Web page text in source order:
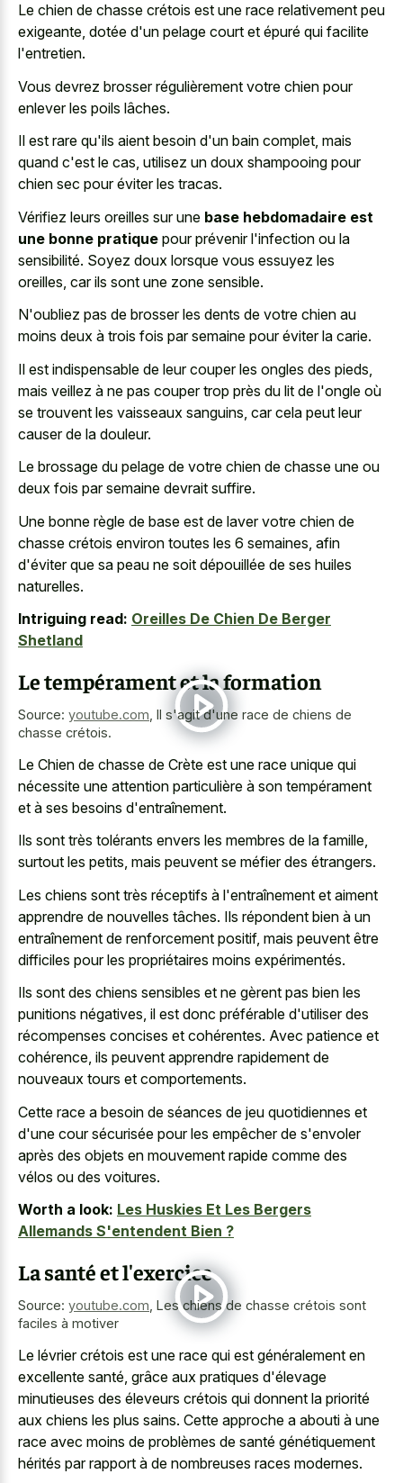
Le chien de chasse crétois est une race relativement peu
exigeante, dotée d'un pelage court et épuré qui facilite
l'entretien.
Vous devrez brosser régulièrement votre chien pour
enlever les poils lâches.
Il est rare qu'ils aient besoin d'un bain complet, mais
quand c'est le cas, utilisez un doux shampooing pour
chien sec pour éviter les tracas.
Vérifiez leurs oreilles sur une base hebdomadaire est
une bonne pratique pour prévenir l'infection ou la
sensibilité. Soyez doux lorsque vous essuyez les
oreilles, car ils sont une zone sensible.
N'oubliez pas de brosser les dents de votre chien au
moins deux à trois fois par semaine pour éviter la carie.
Il est indispensable de leur couper les ongles des pieds,
mais veillez à ne pas couper trop près du lit de l'ongle où
se trouvent les vaisseaux sanguins, car cela peut leur
causer de la douleur.
Le brossage du pelage de votre chien de chasse une ou
deux fois par semaine devrait suffire.
Une bonne règle de base est de laver votre chien de
chasse crétois environ toutes les 6 semaines, afin
d'éviter que sa peau ne soit dépouillée de ses huiles
naturelles.
Intriguing read: Oreilles De Chien De Berger
Shetland
Le tempérament et la formation
Source: youtube.com, Il s'agit d'une race de chiens de
chasse crétois.
Le Chien de chasse de Crète est une race unique qui
nécessite une attention particulière à son tempérament
et à ses besoins d'entraînement.
Ils sont très tolérants envers les membres de la famille,
surtout les petits, mais peuvent se méfier des étrangers.
Les chiens sont très réceptifs à l'entraînement et aiment
apprendre de nouvelles tâches. Ils répondent bien à un
entraînement de renforcement positif, mais peuvent être
difficiles pour les propriétaires moins expérimentés.
Ils sont des chiens sensibles et ne gèrent pas bien les
punitions négatives, il est donc préférable d'utiliser des
récompenses concises et cohérentes. Avec patience et
cohérence, ils peuvent apprendre rapidement de
nouveaux tours et comportements.
Cette race a besoin de séances de jeu quotidiennes et
d'une cour sécurisée pour les empêcher de s'envoler
après des objets en mouvement rapide comme des
vélos ou des voitures.
Worth a look: Les Huskies Et Les Bergers
Allemands S'entendent Bien ?
La santé et l'exercice
Source: youtube.com, Les chiens de chasse crétois sont
faciles à motiver
Le lévrier crétois est une race qui est généralement en
excellente santé, grâce aux pratiques d'élevage
minutieuses des éleveurs crétois qui donnent la priorité
aux chiens les plus sains. Cette approche a abouti à une
race avec moins de problèmes de santé génétiquement
hérités par rapport à de nombreuses races modernes.